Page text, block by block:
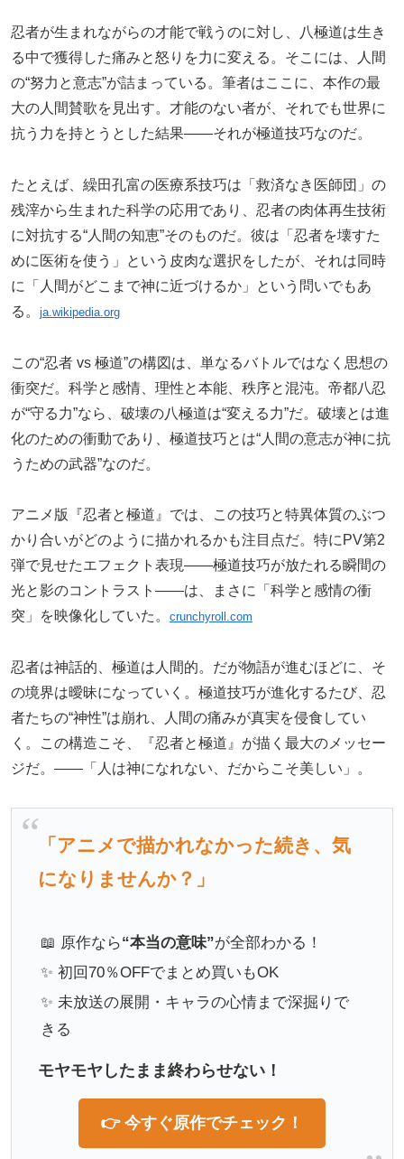
忍者が生まれながらの才能で戦うのに対し、八極道は生き
る中で獲得した痛みと怒りを力に変える。そこには、人間
の“努力と意志”が詰まっている。筆者はここに、本作の最
大の人間賛歌を見出す。才能のない者が、それでも世界に
抗う力を持とうとした結果――それが極道技巧なのだ。
たとえば、繰田孔富の医療系技巧は「救済なき医師団」の
残滓から生まれた科学の応用であり、忍者の肉体再生技術
に対抗する“人間の知恵”そのものだ。彼は「忍者を壊すた
めに医術を使う」という皮肉な選択をしたが、それは同時
に「人間がどこまで神に近づけるか」という問いでもあ
る。 ja.wikipedia.org
この“忍者 vs 極道”の構図は、単なるバトルではなく思想の
衝突だ。科学と感情、理性と本能、秩序と混沌。帝都八忍
が“守る力”なら、破壊の八極道は“変える力”だ。破壊とは進
化のための衝動であり、極道技巧とは“人間の意志が神に抗
うための武器”なのだ。
アニメ版『忍者と極道』では、この技巧と特異体質のぶつ
かり合いがどのように描かれるかも注目点だ。特にPV第2
弾で見せたエフェクト表現――極道技巧が放たれる瞬間の
光と影のコントラスト――は、まさに「科学と感情の衝
突」を映像化していた。 crunchyroll.com
忍者は神話的、極道は人間的。だが物語が進むほどに、そ
の境界は曖昧になっていく。極道技巧が進化するたび、忍
者たちの“神性”は崩れ、人間の痛みが真実を侵食してい
く。この構造こそ、『忍者と極道』が描く最大のメッセー
ジだ。――「人は神になれない、だからこそ美しい」。
「アニメで描かれなかった続き、気
になりませんか？」
📖 原作なら“本当の意味”が全部わかる！
✨ 初回70％OFFでまとめ買いもOK
✨ 未放送の展開・キャラの心情まで深掘りで
きる
モヤモヤしたまま終わらせない！
👉 今すぐ原作でチェック！